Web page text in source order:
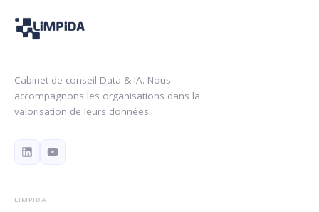
Cabinet de conseil Data & IA. Nous
accompagnons les organisations dans la
valorisation de leurs données.
LIMPIDA